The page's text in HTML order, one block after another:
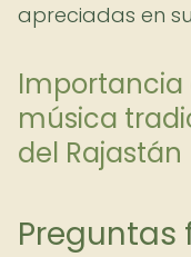
apreciadas en
Importancia
música
del Rajastán
Preguntas